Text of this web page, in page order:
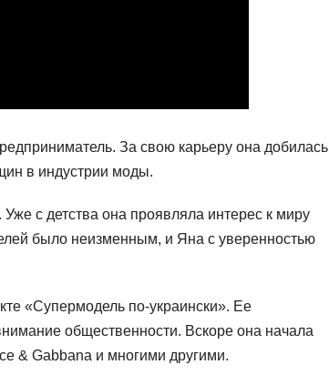
За свою карьеру она добилась
в индустрии моды.
с детства она проявляла интерес к миру
было неизменным, и Яна с уверенностью
«Супермодель по-украински». Ее
общественности. Вскоре она начала
& Gabbana и многими другими.